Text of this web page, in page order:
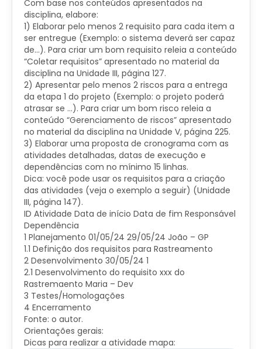
Com base nos conteúdos apresentados na
disciplina, elabore:
1) Elaborar pelo menos 2 requisito para cada item a
ser entregue (Exemplo: o sistema deverá ser capaz
de…). Para criar um bom requisito releia a conteúdo
“Coletar requisitos” apresentado no material da
disciplina na Unidade III, página 127.
2) Apresentar pelo menos 2 riscos para a entrega
da etapa 1 do projeto (Exemplo: o projeto poderá
atrasar se …). Para criar um bom risco releia a
conteúdo “Gerenciamento de riscos” apresentado
no material da disciplina na Unidade V, página 225.
3) Elaborar uma proposta de cronograma com as
atividades detalhadas, datas de execução e
dependências com no mínimo 15 linhas.
Dica: você pode usar os requisitos para a criação
das atividades (veja o exemplo a seguir) (Unidade
III, página 147).
ID Atividade Data de início Data de fim Responsável
Dependência
1 Planejamento 01/05/24 29/05/24 João – GP
1.1 Definição dos requisitos para Rastreamento
2 Desenvolvimento 30/05/24 1
2.1 Desenvolvimento do requisito xxx do
Rastremaento Maria – Dev
3 Testes/Homologações
4 Encerramento
Fonte: o autor.
​Orientações gerais:
Dicas para realizar a atividade mapa: